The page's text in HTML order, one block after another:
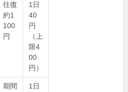
往復
約1
100
円
1日
40
円
（上
限4
00
円）
期間
1日